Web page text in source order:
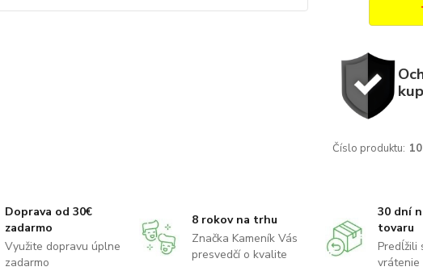
Číslo produktu:
Doprava od 30€
zadarmo
Využite dopravu úplne
zadarmo
8 rokov na trhu
Značka Kameník Vás
presvedčí o kvalite
30 dní
tovaru
Predĺžili
vrátenie